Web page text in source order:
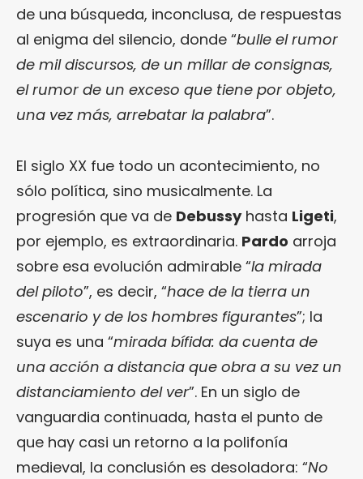
de una búsqueda, inconclusa, de respuestas
al enigma del silencio, donde “bulle el rumor
de mil discursos, de un millar de consignas,
el rumor de un exceso que tiene por objeto,
una vez más, arrebatar la palabra”.
El siglo XX fue todo un acontecimiento, no
sólo política, sino musicalmente. La
progresión que va de Debussyhasta Ligeti,
por ejemplo, es extraordinaria. Pardo arroja
sobre esa evolución admirable “la mirada
del piloto”, es decir, “hace de la tierra un
escenario y de los hombres figurantes”; la
suya es una “mirada bífida: da cuenta de
una acción a distancia que obra a su vez un
distanciamiento del ver”. En un siglo de
vanguardia continuada, hasta el punto de
que hay casi un retorno a la polifonía
medieval, la conclusión es desoladora: “No